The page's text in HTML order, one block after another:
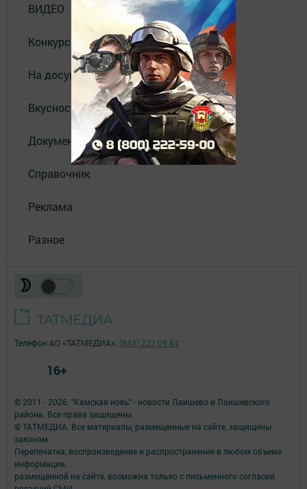
ВИДЕО
Конкурсы
На досуге
Вкусности
Документы
Справочник
Реклама
Разное
© 2011 - 2026. "Камская новь" - новости Лаишево и Лаишевского
района. Все права защищены.
© ТАТМЕДИА. Все материалы, размещенные на сайте, защищены
законом.
Перепечатка, воспроизведение и распространение в любом объеме
информации,
размещенной на сайте, возможна только с письменного согласия
Телефон АО «ТАТМЕДИА»: (843) 222 09 84
16+